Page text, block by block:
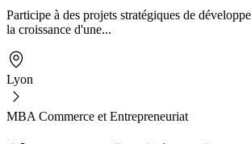
Participe à des projets stratégiques de
la croissance d'une...
Lyon
MBA Commerce et Entrepreneuriat